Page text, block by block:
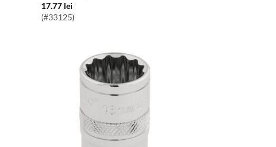
17.77 lei
(#33125)